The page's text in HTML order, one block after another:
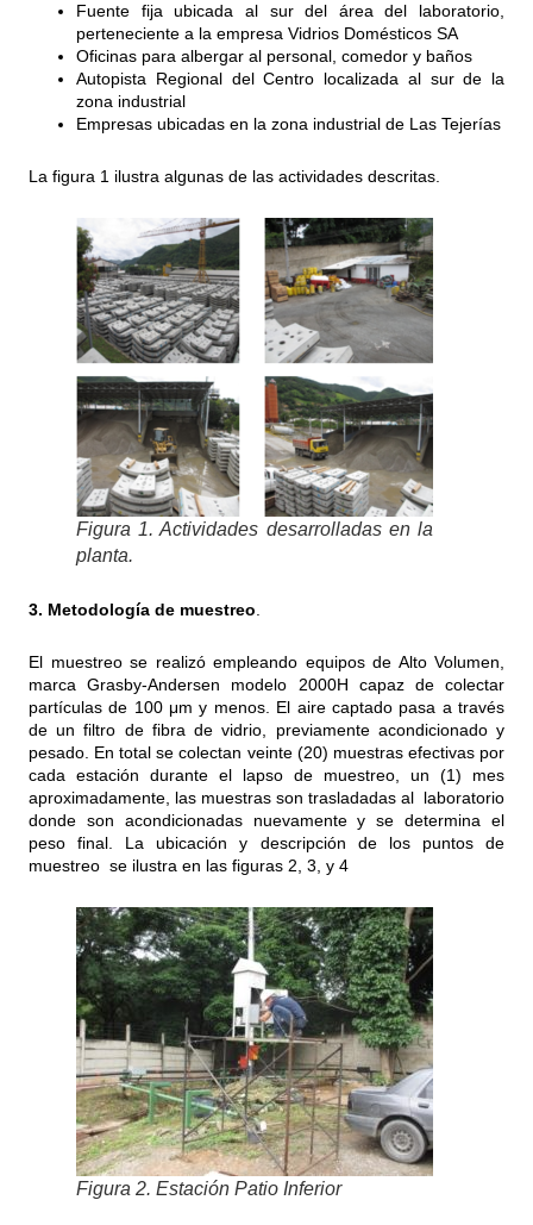
Fuente fija ubicada al sur del área del laboratorio,
perteneciente a la empresa Vidrios Domésticos SA
Oficinas para albergar al personal, comedor y baños
Autopista Regional del Centro localizada al sur de la
zona industrial
Empresas ubicadas en la zona industrial de Las Tejerías
La figura 1 ilustra algunas de las actividades descritas.
Figura 1. Actividades desarrolladas en la
planta.
3. Metodología de muestreo.
El muestreo se realizó empleando equipos de Alto Volumen,
marca Grasby-Andersen modelo 2000H capaz de colectar
partículas de 100 μm y menos. El aire captado pasa a través
de un filtro de fibra de vidrio, previamente acondicionado y
pesado. En total se colectan veinte (20) muestras efectivas por
cada estación durante el lapso de muestreo, un (1) mes
aproximadamente, las muestras son trasladadas al laboratorio
donde son acondicionadas nuevamente y se determina el
peso final. La ubicación y descripción de los puntos de
muestreo se ilustra en las figuras 2, 3, y 4
Figura 2. Estación Patio Inferior